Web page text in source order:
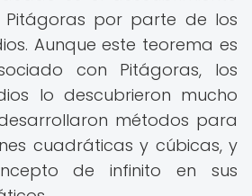
por parte de los
Aunque este teorema es
con Pitágoras, los
lo descubrieron mucho
métodos para
cuadráticas y cúbicas, y
de infinito en sus